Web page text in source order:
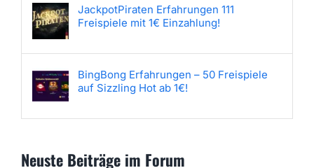
JackpotPiraten Erfahrungen 111
Freispiele mit 1€ Einzahlung!
BingBong Erfahrungen – 50 Freispiele
auf Sizzling Hot ab 1€!
Neuste Beiträge im Forum